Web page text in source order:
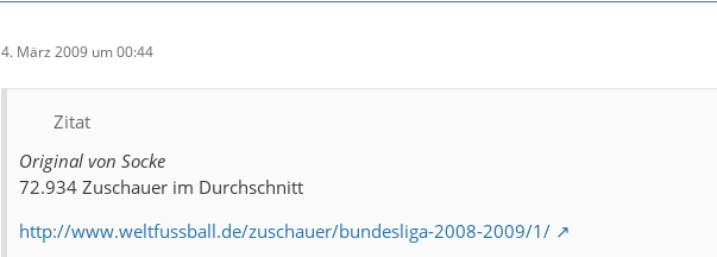
4. März 2009 um 00:44
Zitat
Original von Socke
72.934 Zuschauer im Durchschnitt
http://www.weltfussball.de/zuschauer/bundesliga-2008-2009/1/